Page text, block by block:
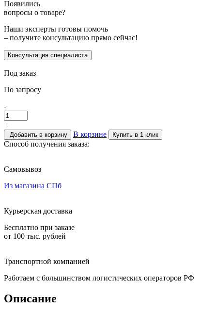
Появились
вопросы о товаре?
Наши эксперты готовы помочь
– получите консультацию прямо сейчас!
Консультация специалиста
Под заказ
По запросу
-
+
Добавить в корзину В корзине Купить в 1 клик
Способ получения заказа:
Самовывоз
Из магазина СПб
Курьерская доставка
Бесплатно при заказе
от 100 тыс. рублей
Транспортной компанией
Работаем с большинством логистических операторов РФ
Описание